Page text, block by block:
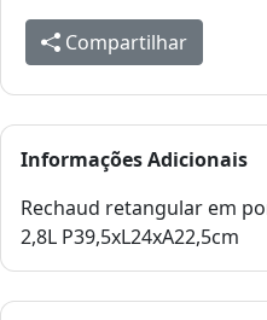
Compartilhar
Informações Adicionais
Rechaud retangular em
2,8L P39,5xL24xA22,5cm